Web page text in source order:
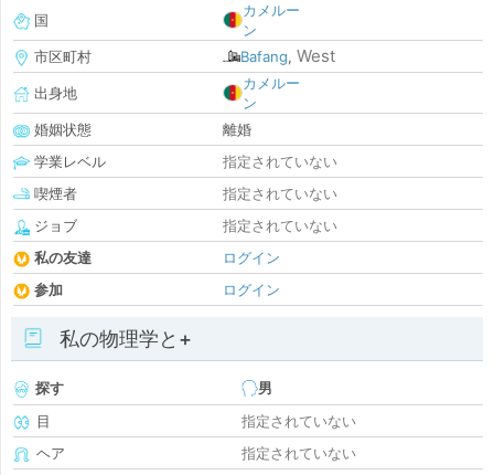
国
カメルー
ン
市区町村
Bafang, West
出身地
カメルー
ン
婚姻状態
離婚
学業レベル
指定されていない
喫煙者
指定されていない
ジョブ
指定されていない
私の友達
ログイン
参加
ログイン
私の物理学と+
探す
男
目
指定されていない
ヘア
指定されていない